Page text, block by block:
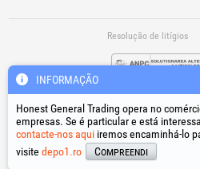
Resolução de litígios
Ligações úteis
INFORMAÇÃO
Honest General Trading opera no
empresas. Se é particular e está
contacte-nos aqui iremos encaminhá-lo
visite depo1.ro Compreendi